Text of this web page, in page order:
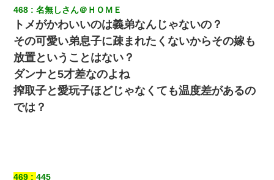
468 名無しさん＠ＨＯＭＥ
トメがかわいいのは義弟なんじゃないの？
その可愛い弟息子に疎まれたくないからその嫁も
放置ということはない？
ダンナと5才差なのよね
搾取子と愛玩子ほどじゃなくても温度差があるの
では？
469 445